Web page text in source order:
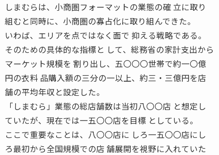
しまむらは、小商圏フォーマットの業態の確 立に取り
組むと同時に、小商圏の寡占化に取り組んできた。
いわば、エリアを点ではなく面で 抑える戦略である。
そのための具体的な指標と して、総務省の家計支出から
マーケット規模を 割り出し、五〇〇〇世帯で約一〇億
円の衣料 品購入額の三分の一以上、約三・三億円を店
舗の平均年収と設定した。
「しまむら」業態の総店舗数は当初八〇〇店 と想定し
ていたが、現在では一五〇〇店を目標 としている。
ここで重要なことは、八〇〇店に しろ一五〇〇店にし
ろ最初から全国規模での店 舗展開を視野に入れていた